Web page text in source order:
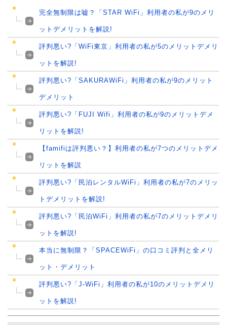
完全無制限は嘘？「STAR WiFi」利用者の私が9のメリ
ットデメリットを解説!
評判悪い?「WiFi東京」利用者の私が5のメリットデメリ
ットを解説!
評判悪い?「SAKURAWiFi」利用者の私が9のメリット
デメリット
評判悪い?「FUJI Wifi」利用者の私が9のメリットデメ
リットを解説!
【famifiは評判悪い？】利用者の私が7つのメリットデメ
リットを解説
評判悪い?「民泊レンタルWiFi」利用者の私が7のメリッ
トデメリットを解説!
評判悪い?「民泊WiFi」利用者の私が7のメリットデメリ
ットを解説!
本当に無制限？「SPACEWiFi」の口コミ評判と全メリ
ット・デメリット
評判悪い?「J-WiFi」利用者の私が10のメリットデメリ
ットを解説!